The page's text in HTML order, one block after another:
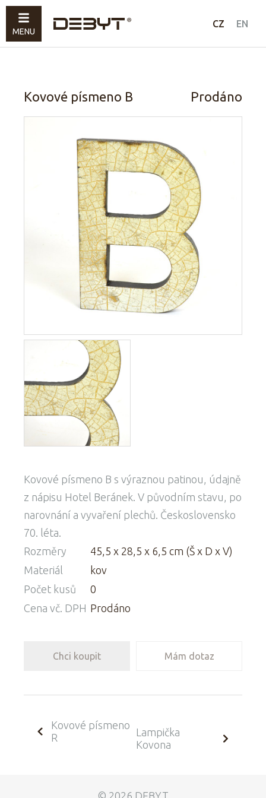
CZ EN
Nábytek
Svítidla
Prodáno
Jak nakupovat
Kontakty
Kovové písmeno B Prodáno
Kovové písmeno B s výraznou patinou, údajně
z nápisu Hotel Beránek. V původním stavu, po
narovnání a vyvaření plechů. Československo
70. léta.
Rozměry
45,5 x 28,5 x 6,5 cm (Š x D x V)
Materiál
kov
Počet kusů
0
Cena vč. DPH Prodáno
Chci koupit Mám dotaz
Kovové písmeno
R
Lampička
Kovona
© 2026 DEBYT
MENU